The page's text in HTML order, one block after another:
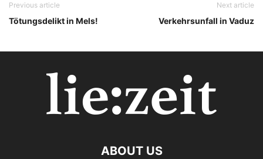
Previous article
Tötungsdelikt in Mels!
Next article
Verkehrsunfall in Vaduz
ABOUT US